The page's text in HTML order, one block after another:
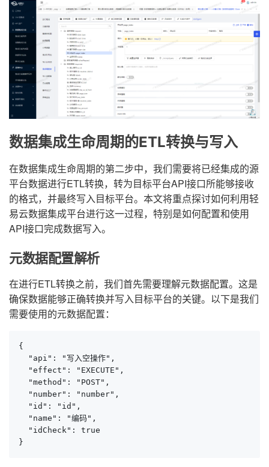
数据集成生命周期的ETL转换与写入
在数据集成生命周期的第二步中，我们需要将已经集成的源
平台数据进行ETL转换，转为目标平台API接口所能够接收
的格式，并最终写入目标平台。本文将重点探讨如何利用轻
易云数据集成平台进行这一过程，特别是如何配置和使用
API接口完成数据写入。
元数据配置解析
在进行ETL转换之前，我们首先需要理解元数据配置。这是
确保数据能够正确转换并写入目标平台的关键。以下是我们
需要使用的元数据配置：
{
  "api": "写入空操作",
  "effect": "EXECUTE",
  "method": "POST",
  "number": "number",
  "id": "id",
  "name": "编码",
  "idCheck": true
}